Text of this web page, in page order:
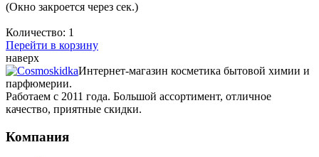
(Окно закроется через сек.)
Количество: 1
Перейти в корзину
наверх
Интернет-магазин косметика бытовой химии и
парфюмерии.
Работаем с 2011 года. Большой ассортимент, отличное
качество, приятные скидки.
Компания